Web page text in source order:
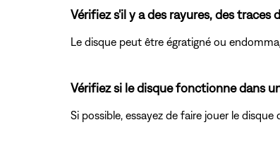
Vérifiez s'il y a des rayures, des
Le disque peut être égratigné ou
Vérifiez si le disque fonctionne dans
Si possible, essayez de faire jouer le